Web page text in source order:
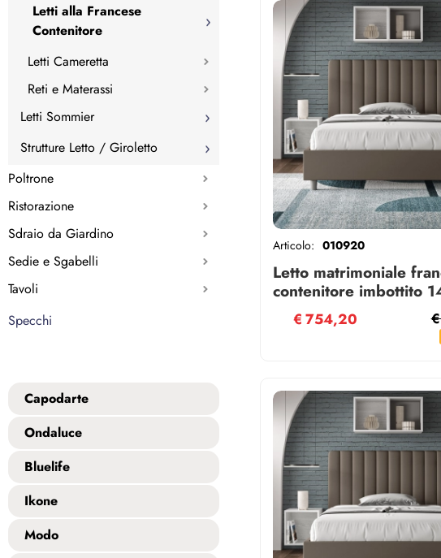
Letti alla Francese
Contenitore
Letti Cameretta
Reti e Materassi
Letti Sommier
Strutture Letto / Giroletto
Poltrone
Ristorazione
Sdraio da Giardino
Sedie e Sgabelli
Tavoli
Specchi
Capodarte
Ondaluce
Bluelife
Ikone
Modo
Letto matrimoniale
contenitore imbottito
similpelle cappuccino
Articolo: 010920
€754,20